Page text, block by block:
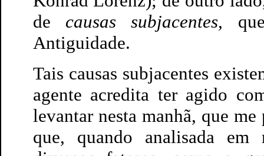
de causas subjacentes,
Antiguidade.
Tais causas subjacentes
agente acredita ter agido
levantar nesta manhã, que
que, quando analisada em